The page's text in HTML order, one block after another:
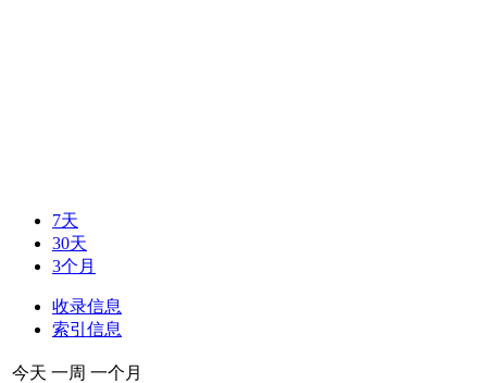
7天
30天
3个月
收录信息
索引信息
今天 一周 一个月